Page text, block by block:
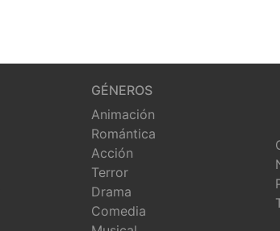
GÉNEROS
Animación
Romántica
Acción
Terror
Drama
Comedia